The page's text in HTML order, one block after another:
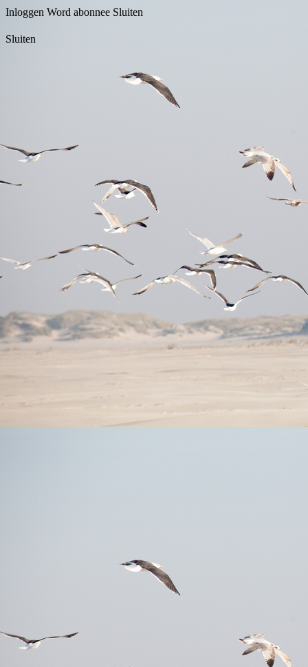
Inloggen Word abonnee Sluiten
Sluiten